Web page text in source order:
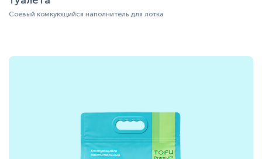
Соевый комкующийся наполнитель для лотка